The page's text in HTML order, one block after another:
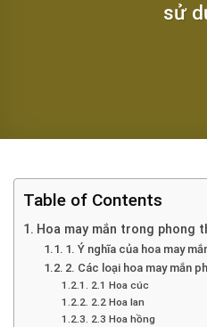
sử
Table of Contents
Hoa may mắn trong phong
1. Ý nghĩa của hoa may
2. Các loại hoa may mắn
2.1 Hoa cúc
2.2 Hoa lan
2.3 Hoa hồng